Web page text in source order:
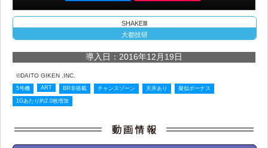
SHAKEⅢ
大都技研
導入日：2016年12月19日
©DAITO GIKEN ,INC.
5号機 ART BR非搭載 チャンスゾーン 天井あり 擬似ボーナス
1Gあたり約2.0枚増加